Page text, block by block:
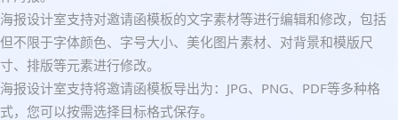
海报设计室支持对邀请函模板的文字素材等进行编辑和修改，包括
但不限于字体颜色、字号大小、美化图片素材、对背景和模版尺
寸、排版等元素进行修改。
海报设计室支持将邀请函模板导出为：JPG、PNG、PDF等多种格
式，您可以按需选择目标格式保存。